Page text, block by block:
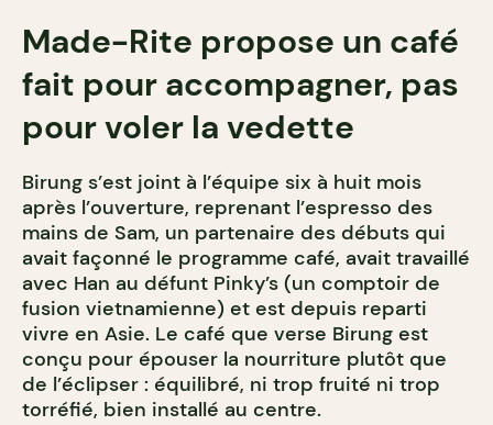
Made-Rite propose un café
fait pour accompagner, pas
pour voler la vedette
Birung s’est joint à l’équipe six à huit mois
après l’ouverture, reprenant l’espresso des
mains de Sam, un partenaire des débuts qui
avait façonné le programme café, avait travaillé
avec Han au défunt Pinky’s (un comptoir de
fusion vietnamienne) et est depuis reparti
vivre en Asie. Le café que verse Birung est
conçu pour épouser la nourriture plutôt que
de l’éclipser : équilibré, ni trop fruité ni trop
torréfié, bien installé au centre.